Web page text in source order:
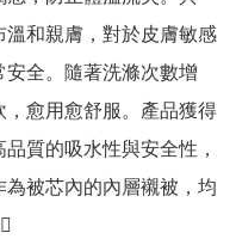
和親膚，對於皮膚敏感
全。隨著洗滌次數增
愈用愈舒服。產品獲得
質的吸水性與安全性，
被芯內的內層襯被，均